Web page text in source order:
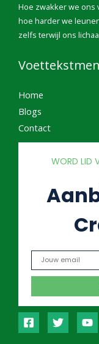
Hoe zwakker we ons
hoe harder we
zelfs terwijl ons
Home
Blogs
Contact
WORD LID